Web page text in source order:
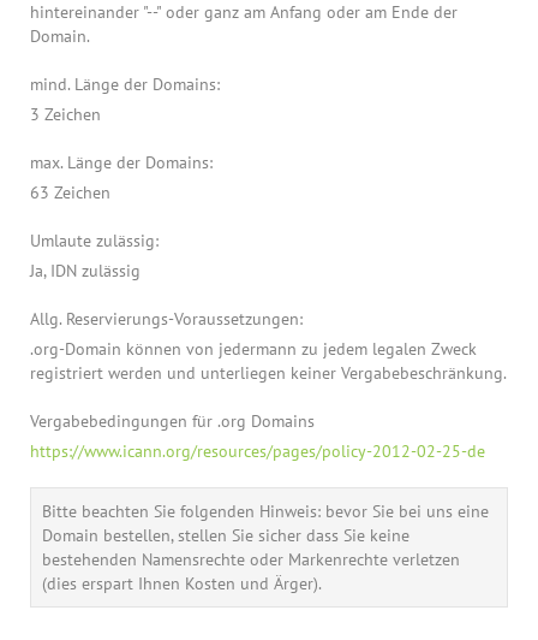
hintereinander "--" oder ganz am Anfang oder am Ende der
Domain.
mind. Länge der Domains:
3 Zeichen
max. Länge der Domains:
63 Zeichen
Umlaute zulässig:
Ja, IDN zulässig
Allg. Reservierungs-Voraussetzungen:
.org-Domain können von jedermann zu jedem legalen Zweck
registriert werden und unterliegen keiner Vergabebeschränkung.
Vergabebedingungen für .org Domains
https://www.icann.org/resources/pages/policy-2012-02-25-de
Bitte beachten Sie folgenden Hinweis: bevor Sie bei uns eine
Domain bestellen, stellen Sie sicher dass Sie keine
bestehenden Namensrechte oder Markenrechte verletzen
(dies erspart Ihnen Kosten und Ärger).